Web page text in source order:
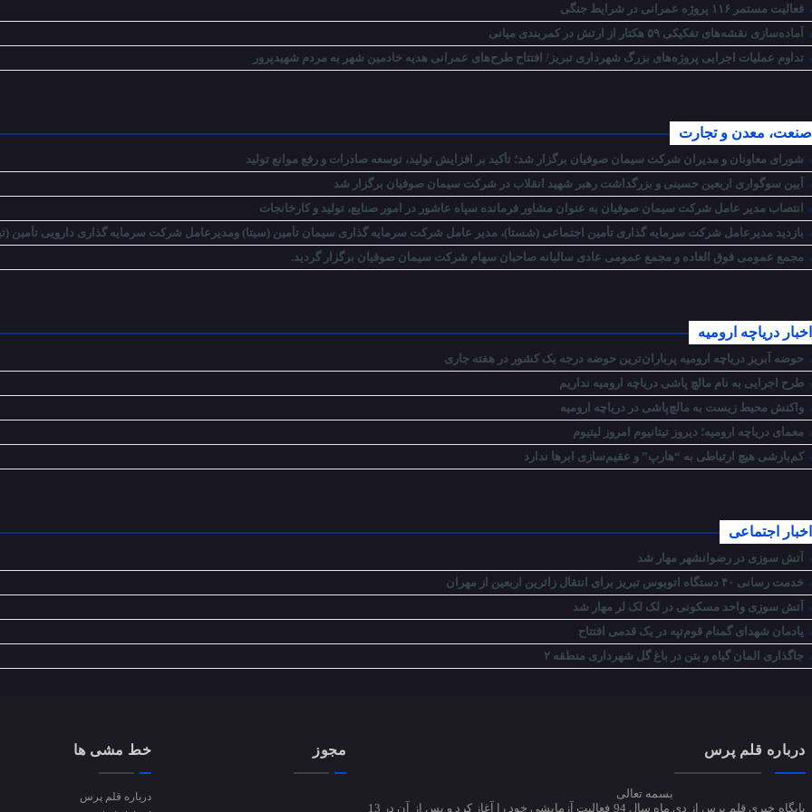
فعالیت مستمر ۱۱۶ پروژه عمرانی در شرایط جنگی
آماده‌سازی نقشه‌های تفکیکی ۵۹ هکتار از ارتش در کمربندی میانی
تداوم عملیات اجرایی پروژه‌های بزرگ شهرداری تبریز/ افتتاح طرح‌های عمرانی هدیه خادمین شهر به مردم شهیدپرور
صنعت، معدن و تجارت
شورای معاونان و مدیران شرکت سیمان صوفیان برگزار شد؛ تأکید بر افزایش تولید، توسعه صادرات و رفع موانع تولید
آیین سوگواری اربعین حسینی و بزرگداشت رهبر شهید انقلاب در شرکت سیمان صوفیان برگزار شد
انتصاب مدیر عامل شرکت سیمان صوفیان به عنوان مشاور فرمانده سپاه عاشور در امور صنایع، تولید و کارخانجات
بازدید مدیرعامل شرکت سرمایه گذاری تأمین اجتماعی (شستا)، مدیر عامل شرکت سرمایه گذاری سیمان تأمین (سیتا) ومدیرعامل شرکت سرمایه گذاری دارویی تأمین
مجمع عمومی فوق العاده و مجمع عمومی عادی سالیانه صاحبان سهام شرکت سیمان صوفیان برگزار گردید.
اخبار دریاچه ارومیه
حوضه آبریز دریاچه ارومیه پرباران‌ترین حوضه‌ درجه یک کشور در هفته جاری
طرح اجرایی به نام مالچ پاشی دریاچه ارومیه نداریم
واکنش محیط زیست به مالچ‌پاشی در دریاچه ارومیه
معمای دریاچه ارومیه؛ دیروز تیتانیوم امروز لیتیوم
کم‌بارشی هیچ ارتباطی به “هارپ” و عقیم‌سازی ابرها ندارد
اخبار اجتماعی
آتش سوزی در رضوانشهر مهار شد
خدمت رسانی ۴۰ دستگاه اتوبوس تبریز برای انتقال زائرین اربعین از مهران
آتش سوزی واحد مسکونی در لک لک لر مهار شد
یادمان شهدای گمنام قوم‌تپه در یک قدمی افتتاح
جاگذاری المان گیاه و بتن در باغ گل شهرداری منطقه ۲
درباره قلم پرس
بسمه تعالی
پایگاه خبری قلم پرس از دی ماه سال 94 فعالیت آزمایشی خود را آغاز کرد و پس از آن در 13
مجوز خط مشی ها
درباره قلم پرس